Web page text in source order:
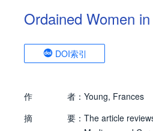
Ordained Women
DOI索引
作 者： Young, Frances
摘
要： The article